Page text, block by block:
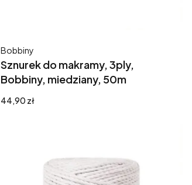
Sznurek do makramy, 3ply,
Bobbiny, miedziany, 50m
Producent
Bobbiny
Cena
44,90 zł